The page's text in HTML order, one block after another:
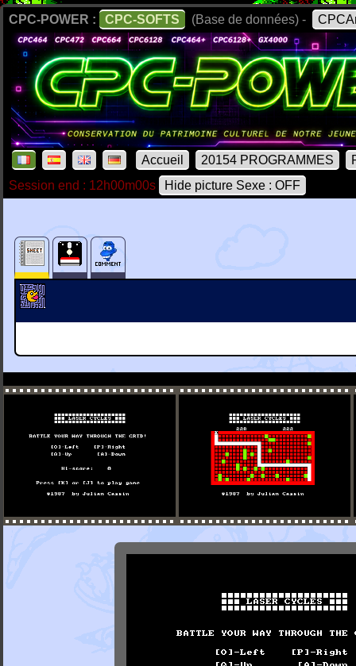
CPC-POWER : CPC-SOFTS (Base de données) -
Accueil 20154 PROGRAMMES
Session end : 12h00m00s
Hide picture Sexe : OFF